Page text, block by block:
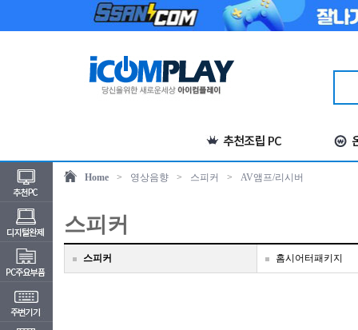
Home > 영상음향 > 스피커 > AV앰프/리시버
스피커
스피커 홈시어터패키지